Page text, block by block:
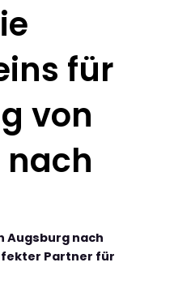
für
von
Augsburg nach
Partner für